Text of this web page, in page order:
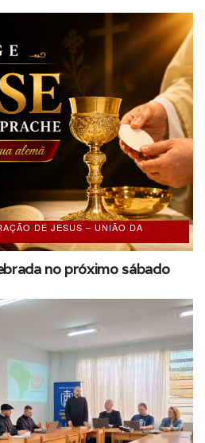
evangelização e
da paróquia.
a pastoral segue com o
apoiar a vivência dos valores
contribuindo para o
paroquial.
Fotos: Marcio José Gobor
Diocesana da Pastoral
Familiar
DE JESUS – UNIÃO DA
no próximo sábado